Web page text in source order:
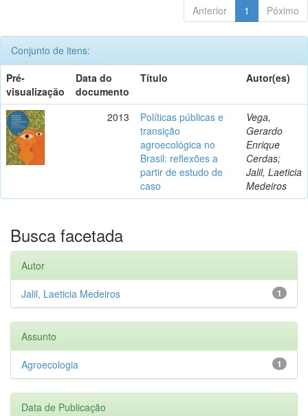
Anterior 1 Póximo
Conjunto de itens:
Pré-
visualização
Data do
documento
Título Autor(es)
2013
Políticas públicas e
transição
agroecológica no
Brasil: reflexões a
partir de estudo de
caso
Vega,
Gerardo
Enrique
Cerdas;
Jalil, Laeticia
Medeiros
Busca facetada
Autor
1
Jalil, Laeticia Medeiros
Assunto
1
Agroecologia
Data de Publicação